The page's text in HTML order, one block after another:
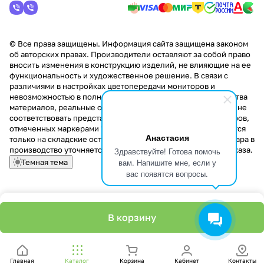
Анастасия
Здравствуйте! Готова помочь
вам. Напишите мне, если у
вас появятся вопросы.
В корзину
Главная Каталог Корзина Кабинет Контакты
© Все права защищены. Информация сайта защищена законом
об авторских правах. Производители оставляют за собой право
вносить изменения в конструкцию изделий, не влияющие на ее
функциональность и художественное решение. В связи с
различиями в настройках цветопередачи мониторов и
невозможностью в полной мере передать некоторые свойства
материалов, реальные оттенки и текстуры продукции могут не
соответствовать представленным на сайте. Стоимость товаров,
отмеченных маркерами "Скидка!" и "Акция!" распространяется
только на складские остатки. Стоимость заказа данного товара в
производство уточняется у менеджера при оформлении заказа.
Темная тема